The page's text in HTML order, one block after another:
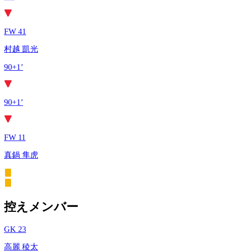
FW 41
村越 凱光
90+1’
90+1’
FW 11
真鍋 隼虎
控えメンバー
GK 23
高麗 稜太